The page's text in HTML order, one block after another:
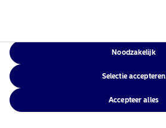
Noodzakelijk
Selectie accepteren
Accepteer alles